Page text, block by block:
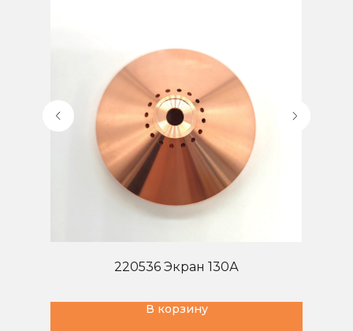
220536 Экран 130А
В корзину
ЧАЙКОВСКОГО УЛ, Д.15
ЧЕЛЯБИНСК
Пн-Пт с 09:00 до 18:00